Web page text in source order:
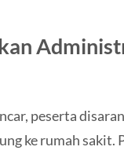
peserta
ke rumah sakit.